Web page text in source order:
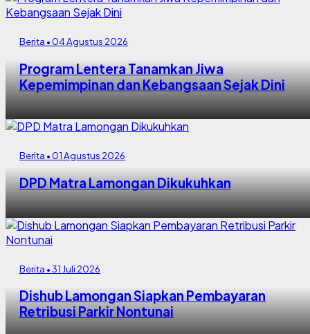
Berita • 04 Agustus 2026
Program Lentera Tanamkan Jiwa
Kepemimpinan dan Kebangsaan Sejak Dini
Berita • 01 Agustus 2026
DPD Matra Lamongan Dikukuhkan
Berita • 31 Juli 2026
Dishub Lamongan Siapkan Pembayaran
Retribusi Parkir Nontunai